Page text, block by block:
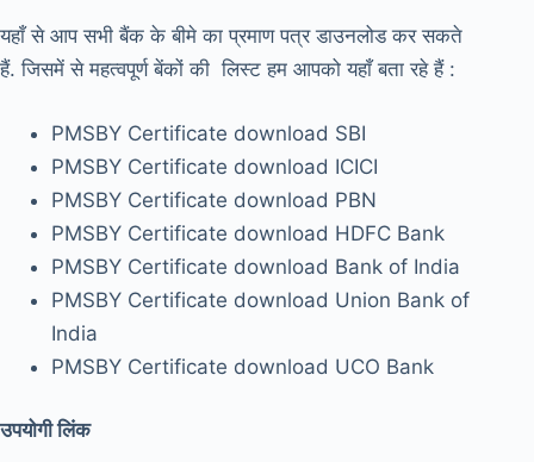
यहाँ से आप सभी बैंक के बीमे का प्रमाण पत्र डाउनलोड कर सकते
हैं. जिसमें से महत्वपूर्ण बेंकों की लिस्ट हम आपको यहाँ बता रहे हैं :
PMSBY Certificate download SBI
PMSBY Certificate download ICICI
PMSBY Certificate download PBN
PMSBY Certificate download HDFC Bank
PMSBY Certificate download Bank of India
PMSBY Certificate download Union Bank of
India
PMSBY Certificate download UCO Bank
उपयोगी लिंक